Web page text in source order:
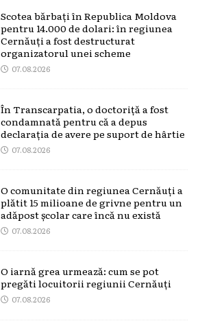
Scotea bărbați în Republica Moldova
pentru 14.000 de dolari: în regiunea
Cernăuți a fost destructurat
organizatorul unei scheme
07.08.2026
În Transcarpatia, o doctoriță a fost
condamnată pentru că a depus
declarația de avere pe suport de hârtie
07.08.2026
O comunitate din regiunea Cernăuți a
plătit 15 milioane de grivne pentru un
adăpost școlar care încă nu există
07.08.2026
O iarnă grea urmează: cum se pot
pregăti locuitorii regiunii Cernăuți
07.08.2026